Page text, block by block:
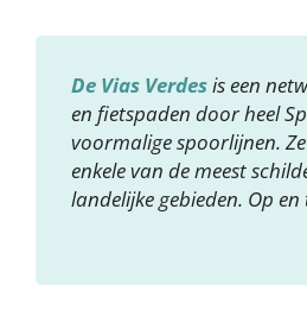
De Vias Verdesis een
en fietspaden door heel
voormalige spoorlijnen.
enkele van de meest
landelijke gebieden. Op en